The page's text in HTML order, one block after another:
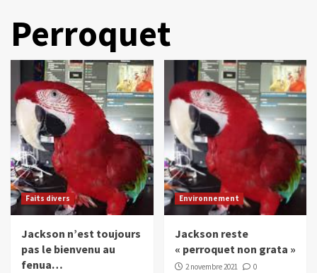
Perroquet
Faits divers
Jackson n’est toujours
pas le bienvenu au
fenua…
Environnement
Jackson reste
« perroquet non grata »
2 novembre 2021 0